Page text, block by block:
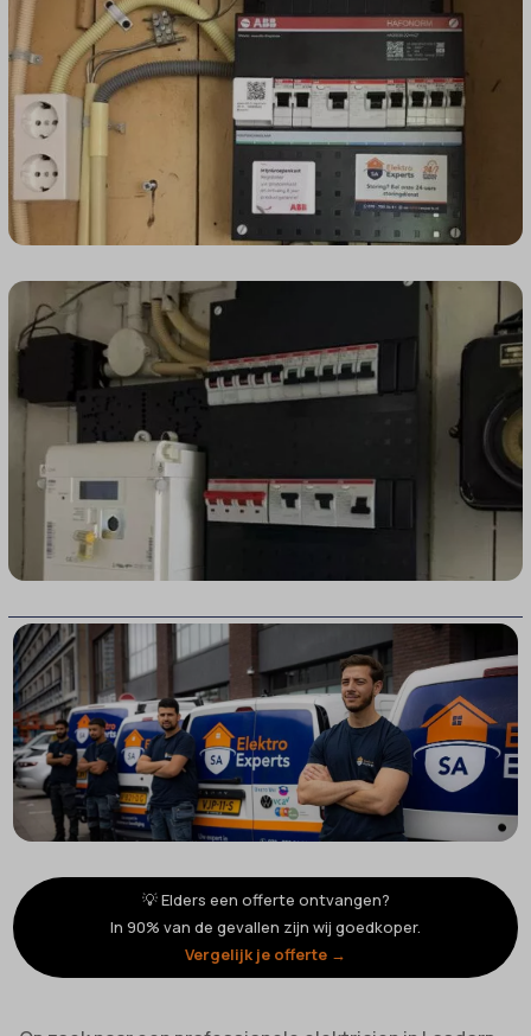
💡 Elders een offerte ontvangen?
In 90% van de gevallen zijn wij goedkoper.
Vergelijk je offerte →